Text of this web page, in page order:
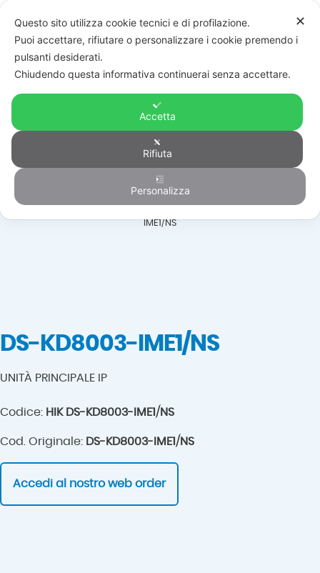
Posti esterni
HOME/PRODOTTI/VIDEOCITOFONIA/POSTI ESTERNI/DS-KD8003-
IME1/NS
DS-KD8003-IME1/NS
UNITÀ PRINCIPALE IP
Codice: HIK DS-KD8003-IME1/NS
Cod. Originale: DS-KD8003-IME1/NS
Accedi al nostro web order
✕
Questo sito utilizza cookie tecnici e di profilazione.
Puoi accettare, rifiutare o personalizzare i cookie premendo i
pulsanti desiderati.
Chiudendo questa informativa continuerai senza accettare.
Accetta
Rifiuta
Personalizza